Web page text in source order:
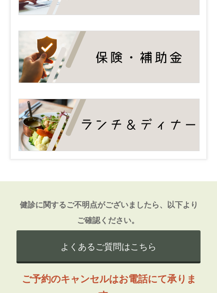
健診に関するご不明点がございましたら、以下より
ご確認ください。
よくあるご質問はこちら
ご予約のキャンセルはお電話にて承りま